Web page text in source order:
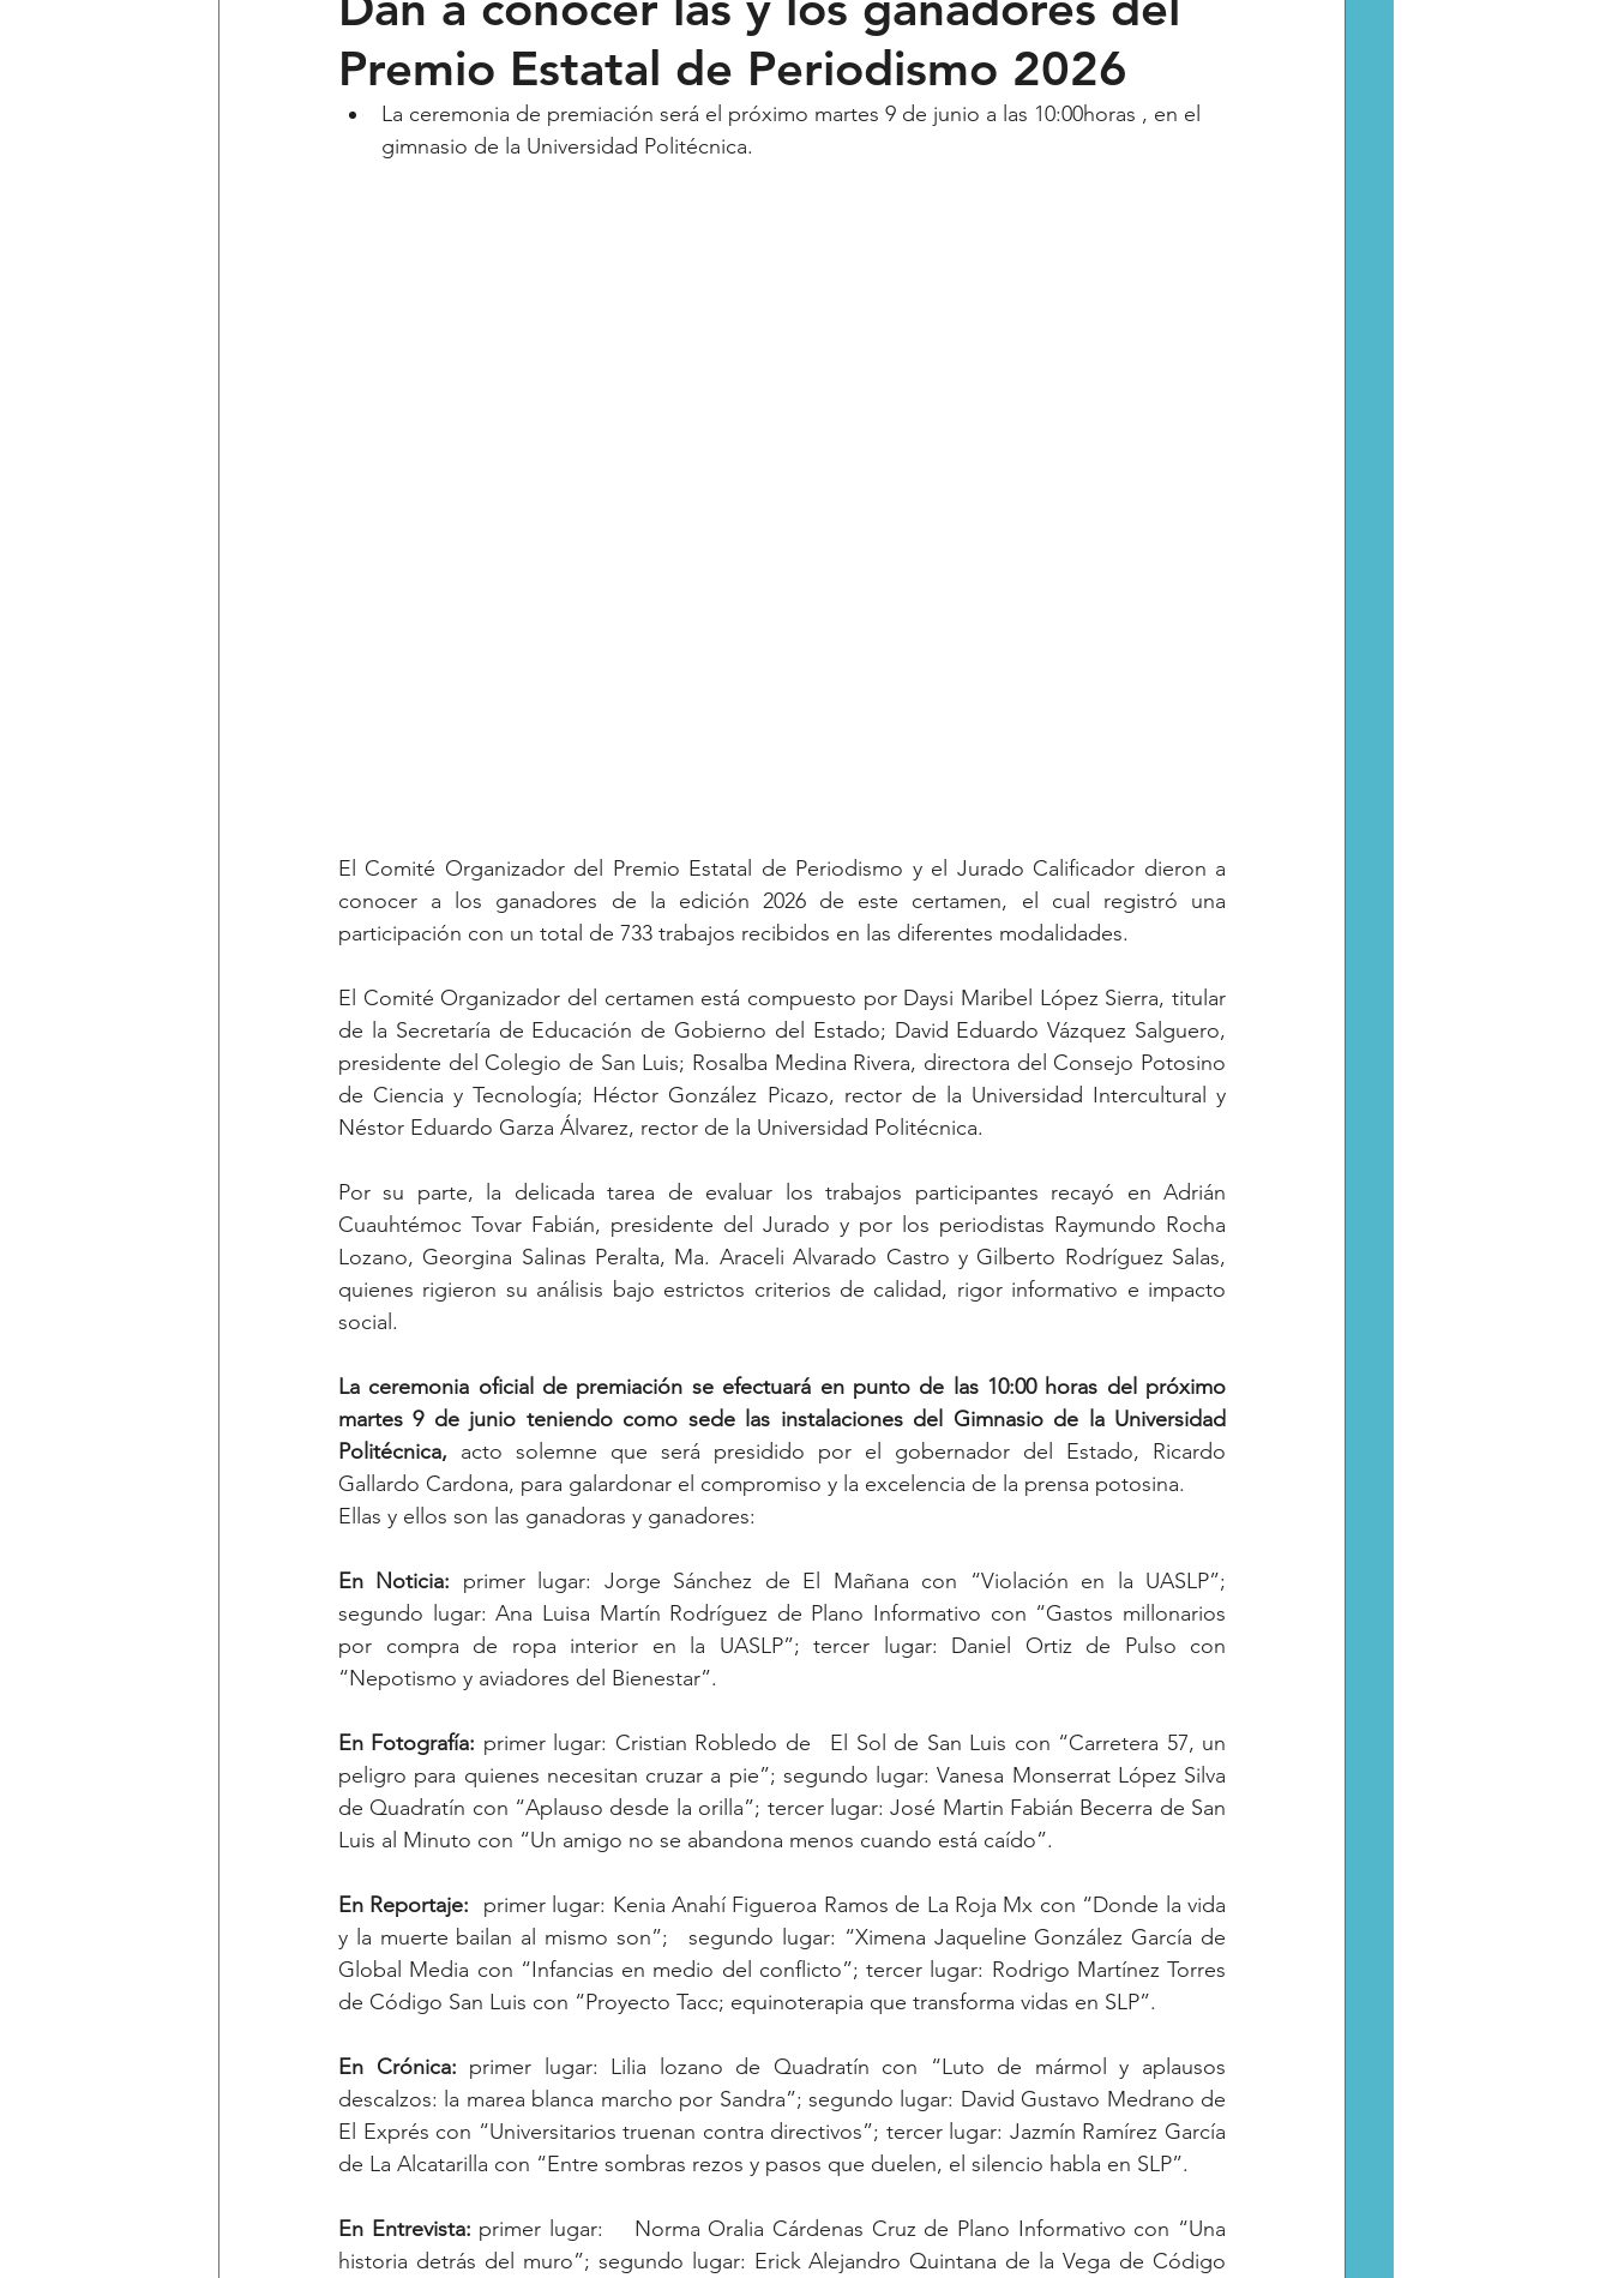
Ciencia y Tecnología Voces Feministas Pequeño País Fusión Juega como niña Catarsis
Mi Cuarto Quintana Roo SLP Salud
Premio Estatal de Periodismo 2026
La ceremonia de premiación será el próximo martes 9 de junio a las 10:00horas , en el
gimnasio de la Universidad Politécnica.
El Comité Organizador del Premio Estatal de Periodismo y el Jurado Calificador dieron a
conocer a los ganadores de la edición 2026 de este certamen, el cual registró una
participación con un total de 733 trabajos recibidos en las diferentes modalidades.
El Comité Organizador del certamen está compuesto por Daysi Maribel López Sierra, titular
de la Secretaría de Educación de Gobierno del Estado; David Eduardo Vázquez Salguero,
presidente del Colegio de San Luis; Rosalba Medina Rivera, directora del Consejo Potosino
de Ciencia y Tecnología; Héctor González Picazo, rector de la Universidad Intercultural y
Néstor Eduardo Garza Álvarez, rector de la Universidad Politécnica.
Por su parte, la delicada tarea de evaluar los trabajos participantes recayó en Adrián
Cuauhtémoc Tovar Fabián, presidente del Jurado y por los periodistas Raymundo Rocha
Lozano, Georgina Salinas Peralta, Ma. Araceli Alvarado Castro y Gilberto Rodríguez Salas,
quienes rigieron su análisis bajo estrictos criterios de calidad, rigor informativo e impacto
social.
La ceremonia oficial de premiación se efectuará en punto de las 10:00 horas del próximo
martes 9 de junio teniendo como sede las instalaciones del Gimnasio de la Universidad
Politécnica, acto solemne que será presidido por el gobernador del Estado, Ricardo
Gallardo Cardona, para galardonar el compromiso y la excelencia de la prensa potosina.
Ellas y ellos son las ganadoras y ganadores:
En Noticia: primer lugar: Jorge Sánchez de El Mañana con “Violación en la UASLP”;
segundo lugar: Ana Luisa Martín Rodríguez de Plano Informativo con “Gastos millonarios
por compra de ropa interior en la UASLP”; tercer lugar: Daniel Ortiz de Pulso con
En Fotografía: primer lugar: Cristian Robledo de	El Sol de San Luis con “Carretera 57, un
peligro para quienes necesitan cruzar a pie”; segundo lugar: Vanesa Monserrat López Silva
de Quadratín con “Aplauso desde la orilla”; tercer lugar: José Martin Fabián Becerra de San
En Reportaje:
y la muerte bailan al mismo son”;	segundo lugar: “Ximena Jaqueline González García de
Global Media con “Infancias en medio del conflicto”; tercer lugar: Rodrigo Martínez Torres
de Código San Luis con “Proyecto Tacc; equinoterapia que transforma vidas en SLP”.
En Crónica: primer lugar: Lilia lozano de Quadratín con “Luto de mármol y aplausos
descalzos: la marea blanca marcho por Sandra”; segundo lugar: David Gustavo Medrano de
El Exprés con “Universitarios truenan contra directivos”; tercer lugar: Jazmín Ramírez García
En Entrevista: primer lugar:	Norma Oralia Cárdenas Cruz de Plano Informativo con “Una
historia detrás del muro”; segundo lugar: Erick Alejandro Quintana de la Vega de Código